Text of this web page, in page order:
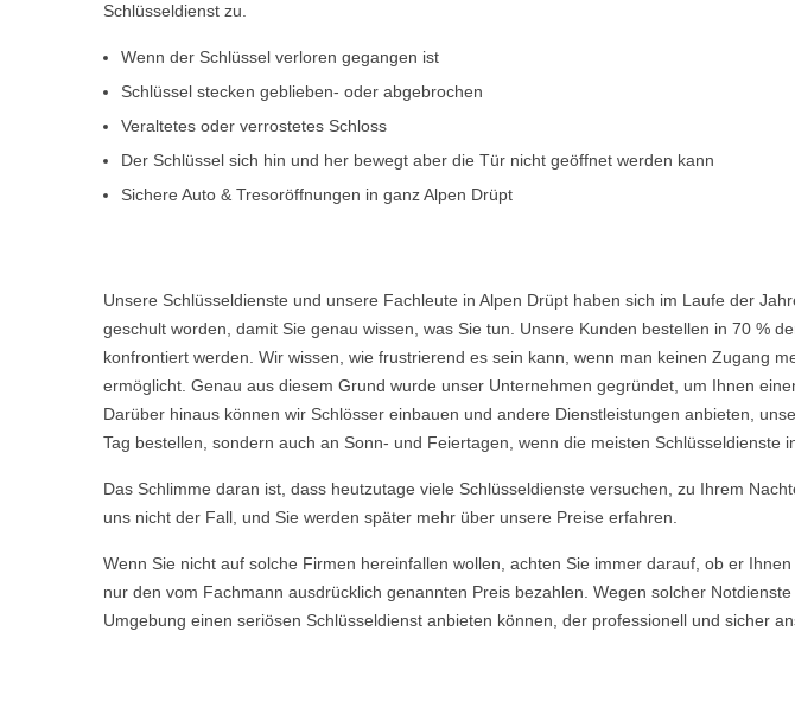
Schlüsseldienst zu.
Wenn der Schlüssel verloren gegangen ist
Schlüssel stecken geblieben- oder abgebrochen
Veraltetes oder verrostetes Schloss
Der Schlüssel sich hin und her bewegt aber die Tür nicht geöffnet werden kann
Sichere Auto & Tresoröffnungen in ganz Alpen Drüpt
Unsere Schlüsseldienste und unsere Fachleute in Alpen Drüpt haben sich im Laufe der
geschult worden, damit Sie genau wissen, was Sie tun. Unsere Kunden bestellen in 70 %
konfrontiert werden. Wir wissen, wie frustrierend es sein kann, wenn man keinen Zugang
ermöglicht. Genau aus diesem Grund wurde unser Unternehmen gegründet, um Ihnen
Darüber hinaus können wir Schlösser einbauen und andere Dienstleistungen anbieten,
Tag bestellen, sondern auch an Sonn- und Feiertagen, wenn die meisten Schlüsseldienste
Das Schlimme daran ist, dass heutzutage viele Schlüsseldienste versuchen, zu Ihrem
uns nicht der Fall, und Sie werden später mehr über unsere Preise erfahren.
Wenn Sie nicht auf solche Firmen hereinfallen wollen, achten Sie immer darauf, ob er
nur den vom Fachmann ausdrücklich genannten Preis bezahlen. Wegen solcher
Umgebung einen seriösen Schlüsseldienst anbieten können, der professionell und sicher